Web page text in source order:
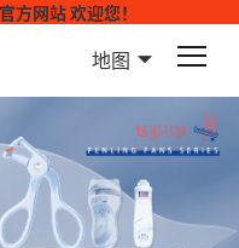
网站 欢迎您！
地图